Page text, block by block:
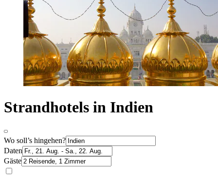
Strandhotels in Indien
Wo soll’s hingehen?
Daten
Gäste